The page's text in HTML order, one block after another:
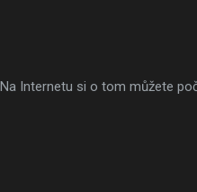
Internetu si o tom můžete